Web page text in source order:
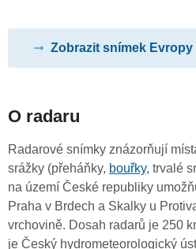
Zobrazit snímek Evropy
O radaru
Radarové snímky znázorňují
srážky (přeháňky, bouřky, trvalé
na území České republiky
Praha v Brdech a Skalky u
vrchovině. Dosah radarů je 250
je Český hydrometeorologický